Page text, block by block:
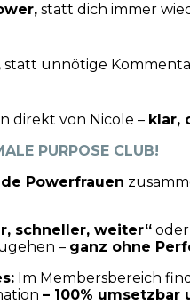
statt dich immer
statt unnötige
direkt von Nicole – klar,
PURPOSE CLUB!
Powerfrauen
schneller, weiter“ oder
– ganz ohne
Im Membersbereich
– 100%